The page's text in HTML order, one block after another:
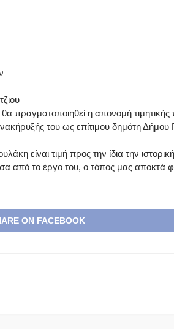
πραγματοποιηθεί η απονομή τιμητικής
του ως επίτιμου δημότη Δήμου
είναι τιμή προς την ίδια την
από το έργο του, ο τόπος μας αποκτά
ON FACEBOOK